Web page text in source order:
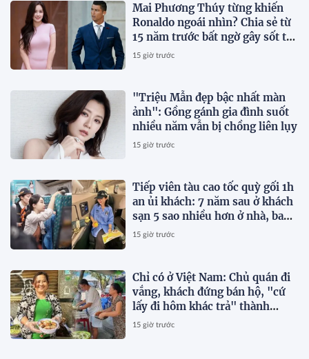
Mai Phương Thúy từng khiến
Ronaldo ngoái nhìn? Chia sẻ từ
15 năm trước bất ngờ gây sốt trở
lại
15 giờ trước
"Triệu Mẫn đẹp bậc nhất màn
ảnh": Gồng gánh gia đình suốt
nhiều năm vẫn bị chồng liên lụy
15 giờ trước
Tiếp viên tàu cao tốc quỳ gối 1h
an ủi khách: 7 năm sau ở khách
sạn 5 sao nhiều hơn ở nhà, bay
hạng thương gia
15 giờ trước
Chỉ có ở Việt Nam: Chủ quán đi
vắng, khách đứng bán hộ, "cứ
lấy đi hôm khác trả" thành
chuyện thường ngày
15 giờ trước